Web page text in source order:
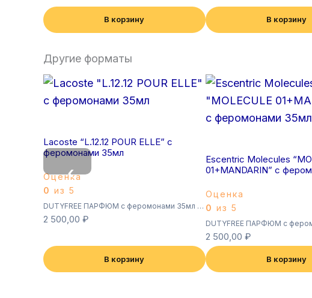
В корзину В корзину
Другие форматы
DUTYFREE ПАРФЮМ с феромонами 35мл (Суперстойкие)
Lacoste “L.12.12 POUR ELLE” с
феромонами 35мл
Оценка
0 из 5
2 500,00 ₽
В корзину
Escentric Molecules
01+MANDARIN” с
Оценка
0 из 5
2 500,00 ₽
В корзину
‹